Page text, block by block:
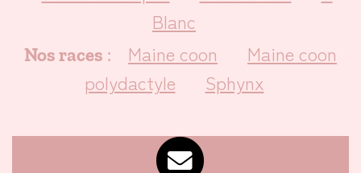
Blanc
Nos races : Maine coon
Maine coon
polydactyle
Sphynx